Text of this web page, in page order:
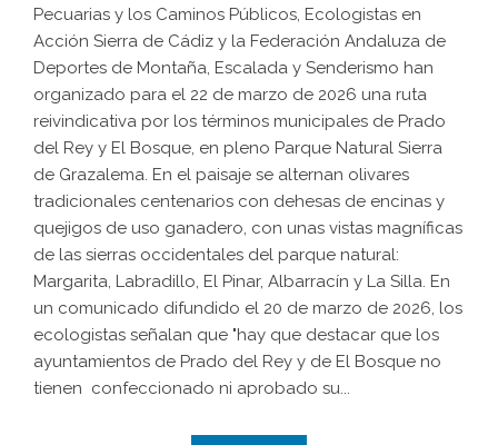
Pecuarias y los Caminos Públicos, Ecologistas en
Acción Sierra de Cádiz y la Federación Andaluza de
Deportes de Montaña, Escalada y Senderismo han
organizado para el 22 de marzo de 2026 una ruta
reivindicativa por los términos municipales de Prado
del Rey y El Bosque, en pleno Parque Natural Sierra
de Grazalema. En el paisaje se alternan olivares
tradicionales centenarios con dehesas de encinas y
quejigos de uso ganadero, con unas vistas magníficas
de las sierras occidentales del parque natural:
Margarita, Labradillo, El Pinar, Albarracín y La Silla. En
un comunicado difundido el 20 de marzo de 2026, los
ecologistas señalan que "hay que destacar que los
ayuntamientos de Prado del Rey y de El Bosque no
tienen confeccionado ni aprobado su...